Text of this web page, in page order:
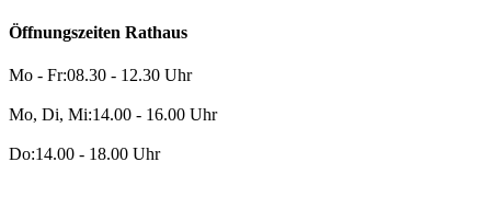
Öffnungszeiten Rathaus
Mo - Fr:08.30 - 12.30 Uhr
Mo, Di, Mi:14.00 - 16.00 Uhr
Do:14.00 - 18.00 Uhr